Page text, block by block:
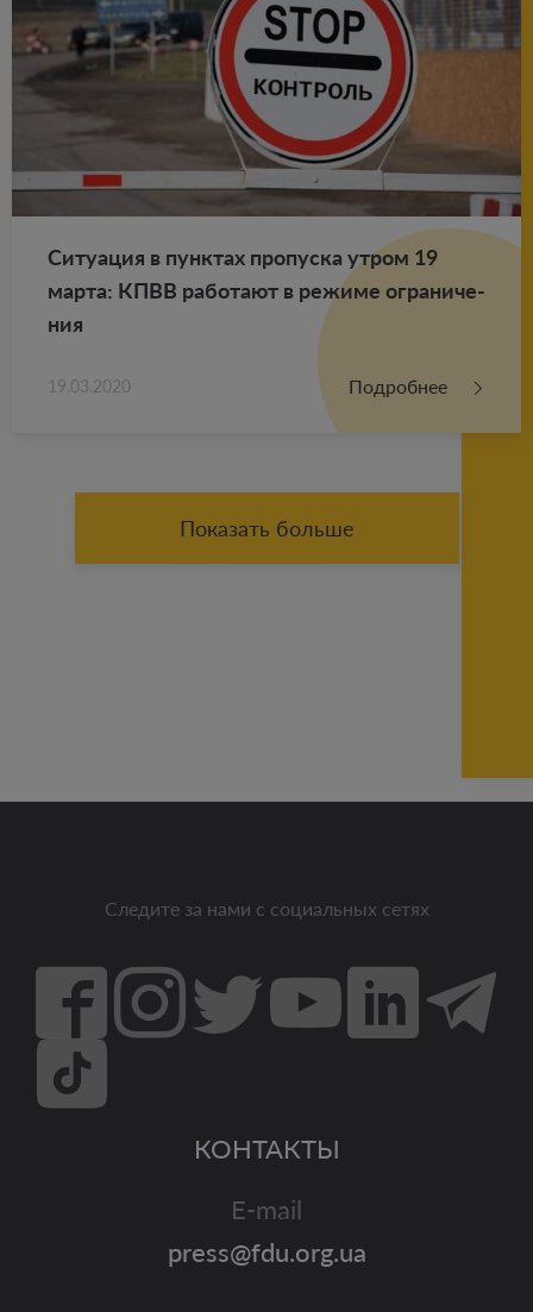
Си­ту­а­ция в пунк­тах про­пус­ка утром 19
марта: КПВВ ра­бо­та­ют в ре­жи­ме огра­ни­че­
ния
19.03.2020 Подробнее
Показать больше
Следите за нами с социальных сетях
КОНТАКТЫ
E-mail
press@fdu.org.ua